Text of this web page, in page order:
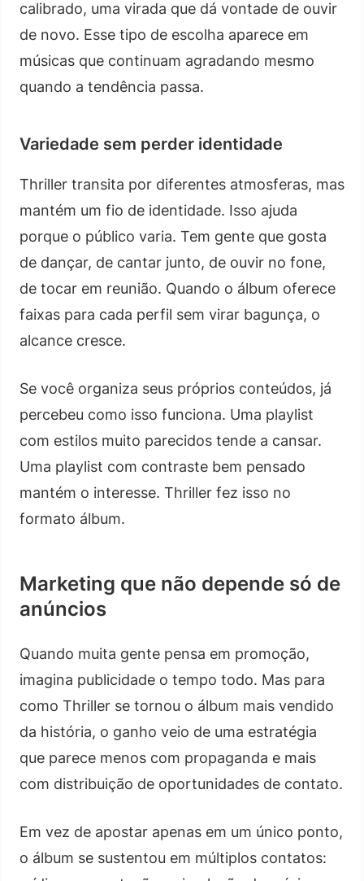
calibrado, uma virada que dá vontade de ouvir
de novo. Esse tipo de escolha aparece em
músicas que continuam agradando mesmo
quando a tendência passa.
Variedade sem perder identidade
Thriller transita por diferentes atmosferas, mas
mantém um fio de identidade. Isso ajuda
porque o público varia. Tem gente que gosta
de dançar, de cantar junto, de ouvir no fone,
de tocar em reunião. Quando o álbum oferece
faixas para cada perfil sem virar bagunça, o
alcance cresce.
Se você organiza seus próprios conteúdos, já
percebeu como isso funciona. Uma playlist
com estilos muito parecidos tende a cansar.
Uma playlist com contraste bem pensado
mantém o interesse. Thriller fez isso no
formato álbum.
Marketing que não depende só de
anúncios
Quando muita gente pensa em promoção,
imagina publicidade o tempo todo. Mas para
como Thriller se tornou o álbum mais vendido
da história, o ganho veio de uma estratégia
que parece menos com propaganda e mais
com distribuição de oportunidades de contato.
Em vez de apostar apenas em um único ponto,
o álbum se sustentou em múltiplos contatos: